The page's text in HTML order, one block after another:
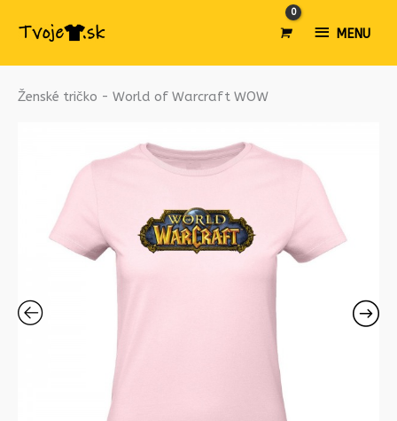
MENU
MENU
Ženské tričko - World of Warcraft WOW
množstvo
Warcraft